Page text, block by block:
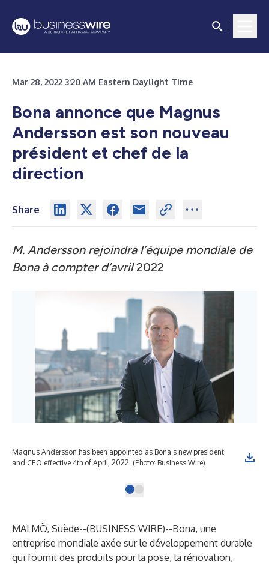
Mar 28, 2022 3:20 AM Eastern Daylight Time
Bona annonce que Magnus
Andersson est son nouveau
président et chef de la
direction
Share
M. Andersson rejoindra l’équipe mondiale de
Bona à compter d’avril2022
Magnus Andersson has been appointed as Bona's new president
and CEO effective 4th of April, 2022. (Photo: Business Wire)
MALMÖ, Suède--(BUSINESS WIRE)--Bona, une
entreprise mondiale axée sur le développement durable
qui fournit des produits pour la pose, la rénovation,